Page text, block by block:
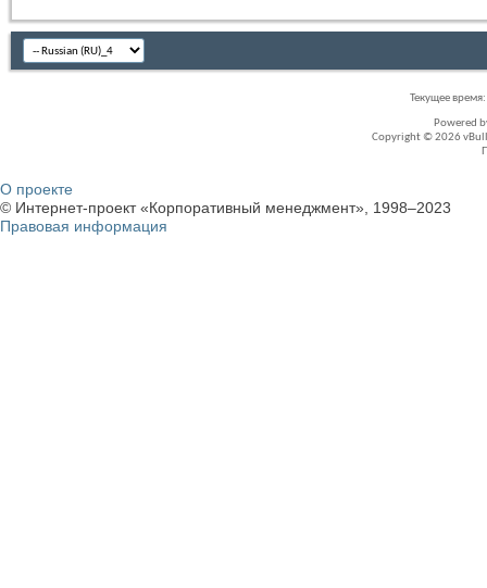
Текущее время:
Powered
Copyright © 2026
О проекте
© Интернет-проект «Корпоративный менеджмент», 1998–2023
Правовая информация